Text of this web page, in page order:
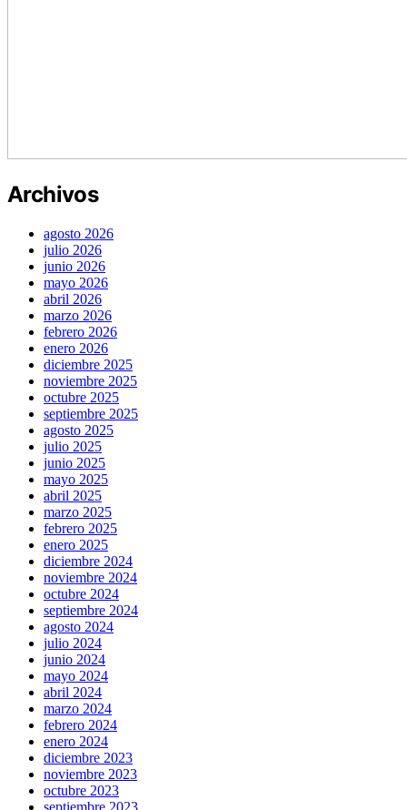
Archivos
agosto 2026
julio 2026
junio 2026
mayo 2026
abril 2026
marzo 2026
febrero 2026
enero 2026
diciembre 2025
noviembre 2025
octubre 2025
septiembre 2025
agosto 2025
julio 2025
junio 2025
mayo 2025
abril 2025
marzo 2025
febrero 2025
enero 2025
diciembre 2024
noviembre 2024
octubre 2024
septiembre 2024
agosto 2024
julio 2024
junio 2024
mayo 2024
abril 2024
marzo 2024
febrero 2024
enero 2024
diciembre 2023
noviembre 2023
octubre 2023